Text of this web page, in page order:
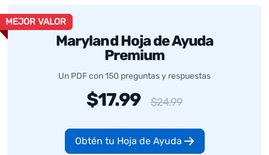
MEJOR VALOR
Maryland Hoja de Ayuda
Premium
Un PDF con 150 preguntas y respuestas
$17.99 $24.99
Obtén tu Hoja de Ayuda